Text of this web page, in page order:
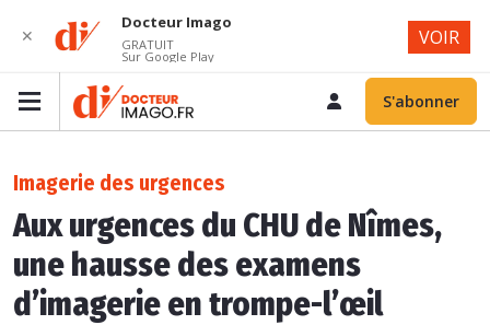
S'abonner
Imagerie des urgences
Aux urgences du CHU de Nîmes,
une hausse des examens
d’imagerie en trompe-l’œil
✕
Docteur Imago
GRATUIT
Sur Google Play
VOIR